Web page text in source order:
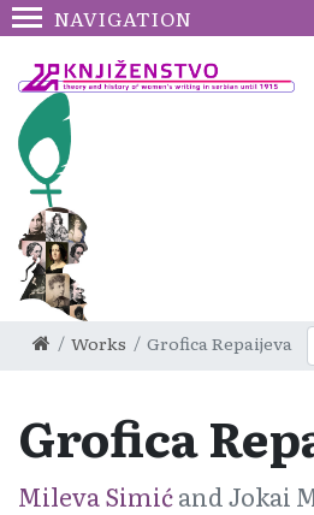
NAVIGATION
Works Grofica Repaijeva
Grofica
Mileva Simićand Jokai